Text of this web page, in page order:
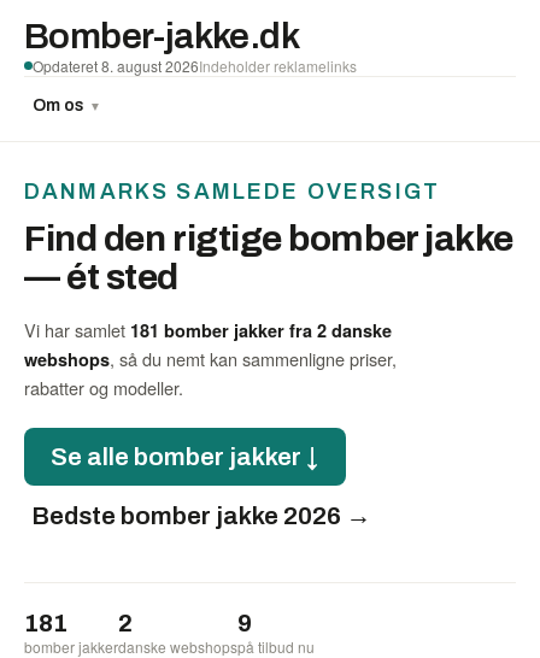
Bomber-jakke.dk
Om os ▼
Opdateret 8. august 2026Indeholder reklamelinks
DANMARKS SAMLEDE OVERSIGT
Find den rigtige bomber jakke
— ét sted
Vi har samlet 181 bomber jakker fra 2 danske
webshops, så du nemt kan sammenligne priser,
rabatter og modeller.
Se alle bomber jakker ↓
Bedste bomber jakke 2026 →
181
bomber jakker
2
danske webshops
9
på tilbud nu